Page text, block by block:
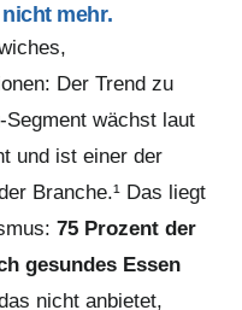
mehr.
Der Trend zu
Segment wächst laut
und ist einer der
Branche.¹ Das liegt
75 Prozent der
gesundes Essen
nicht anbietet,